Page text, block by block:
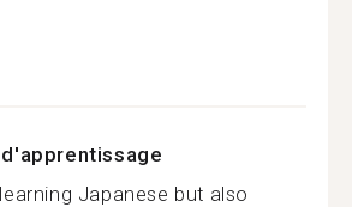
Japanese but also